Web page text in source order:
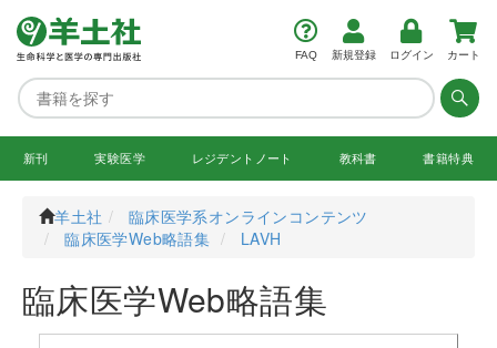
FAQ 新規登録 ログイン カート
新刊 実験医学 レジデント ノート 教科書 書籍特典
羊土社
臨床医学系オンラインコンテンツ
臨床医学Web略語集
LAVH
臨床医学Web略語集